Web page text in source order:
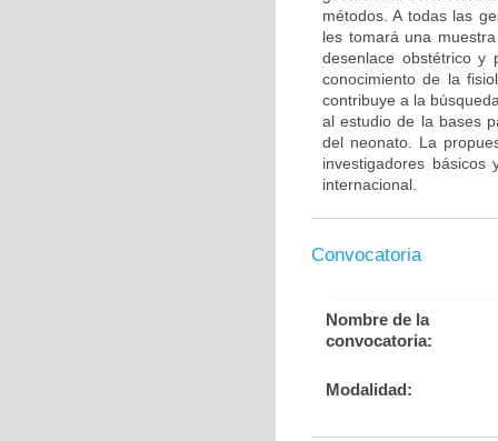
métodos. A todas las
les tomará una
desenlace obstétrico y
conocimiento de la
contribuye a la
al estudio de la bases
del neonato. La
investigadores
internacional.
Convocatoria
Nombre de la
convocatoria:
Modalidad: